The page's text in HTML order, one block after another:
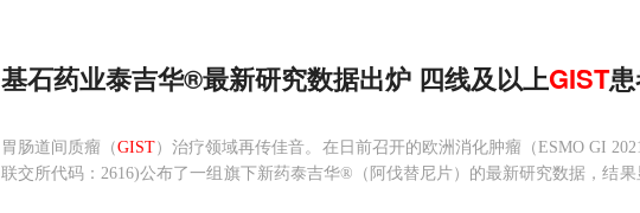
基石药业泰吉华®最新研究数据出炉 四线及以上GIST
胃肠道间质瘤（GIST）治疗领域再传佳音。在日前召开的欧洲消化肿瘤（ESMO GI
联交所代码：2616)公布了一组旗下新药泰吉华®（阿伐替尼片）的最新研究数据，结果